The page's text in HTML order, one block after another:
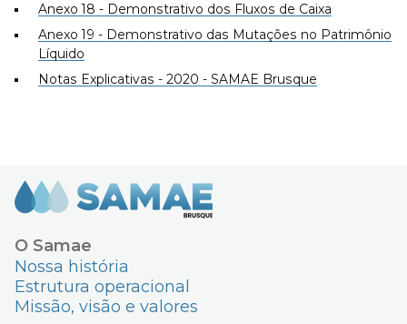
Anexo 18 - Demonstrativo dos Fluxos de Caixa
Anexo 19 - Demonstrativo das Mutações no Patrimônio
Líquido
Notas Explicativas - 2020 - SAMAE Brusque
O Samae
Nossa história
Estrutura operacional
Missão, visão e valores